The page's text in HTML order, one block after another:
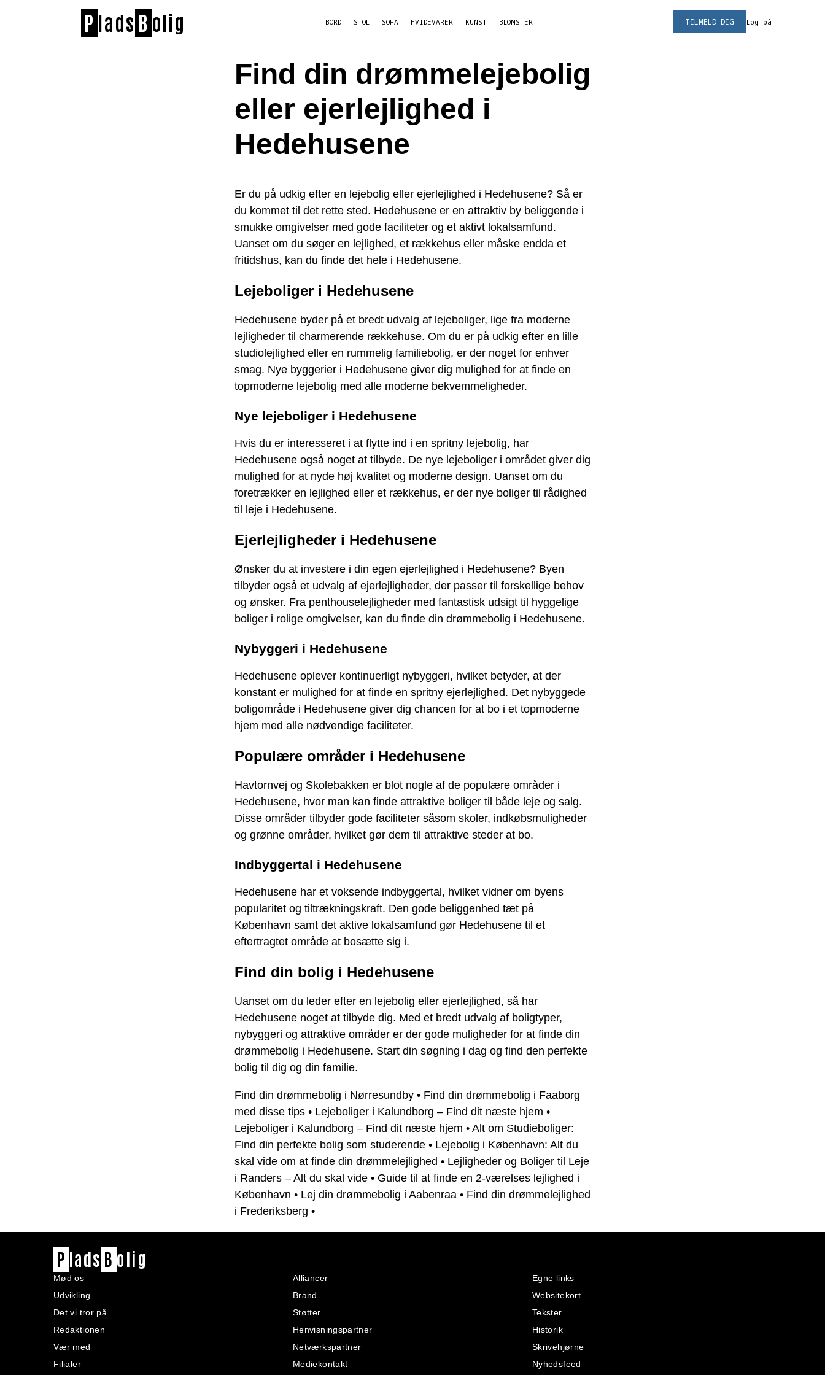
P lads B olig BORD STOL SOFA HVIDEVARER KUNST BLOMSTER Log på
TILMELD DIG
Find din drømmelejebolig
eller ejerlejlighed i
Hedehusene
Er du på udkig efter en lejebolig eller ejerlejlighed i Hedehusene? Så er
du kommet til det rette sted. Hedehusene er en attraktiv by beliggende i
smukke omgivelser med gode faciliteter og et aktivt lokalsamfund.
Uanset om du søger en lejlighed, et rækkehus eller måske endda et
fritidshus, kan du finde det hele i Hedehusene.
Lejeboliger i Hedehusene
Hedehusene byder på et bredt udvalg af lejeboliger, lige fra moderne
lejligheder til charmerende rækkehuse. Om du er på udkig efter en lille
studiolejlighed eller en rummelig familiebolig, er der noget for enhver
smag. Nye byggerier i Hedehusene giver dig mulighed for at finde en
topmoderne lejebolig med alle moderne bekvemmeligheder.
Nye lejeboliger i Hedehusene
Hvis du er interesseret i at flytte ind i en spritny lejebolig, har
Hedehusene også noget at tilbyde. De nye lejeboliger i området giver dig
mulighed for at nyde høj kvalitet og moderne design. Uanset om du
foretrækker en lejlighed eller et rækkehus, er der nye boliger til rådighed
til leje i Hedehusene.
Ejerlejligheder i Hedehusene
Ønsker du at investere i din egen ejerlejlighed i Hedehusene? Byen
tilbyder også et udvalg af ejerlejligheder, der passer til forskellige behov
og ønsker. Fra penthouselejligheder med fantastisk udsigt til hyggelige
boliger i rolige omgivelser, kan du finde din drømmebolig i Hedehusene.
Nybyggeri i Hedehusene
Hedehusene oplever kontinuerligt nybyggeri, hvilket betyder, at der
konstant er mulighed for at finde en spritny ejerlejlighed. Det nybyggede
boligområde i Hedehusene giver dig chancen for at bo i et topmoderne
hjem med alle nødvendige faciliteter.
Populære områder i Hedehusene
Havtornvej og Skolebakken er blot nogle af de populære områder i
Hedehusene, hvor man kan finde attraktive boliger til både leje og salg.
Disse områder tilbyder gode faciliteter såsom skoler, indkøbsmuligheder
og grønne områder, hvilket gør dem til attraktive steder at bo.
Indbyggertal i Hedehusene
Hedehusene har et voksende indbyggertal, hvilket vidner om byens
popularitet og tiltrækningskraft. Den gode beliggenhed tæt på
København samt det aktive lokalsamfund gør Hedehusene til et
eftertragtet område at bosætte sig i.
Find din bolig i Hedehusene
Uanset om du leder efter en lejebolig eller ejerlejlighed, så har
Hedehusene noget at tilbyde dig. Med et bredt udvalg af boligtyper,
nybyggeri og attraktive områder er der gode muligheder for at finde din
drømmebolig i Hedehusene. Start din søgning i dag og find den perfekte
bolig til dig og din familie.
Find din drømmebolig i Nørresundby • Find din drømmebolig i Faaborg
med disse tips • Lejeboliger i Kalundborg – Find dit næste hjem •
Lejeboliger i Kalundborg – Find dit næste hjem • Alt om Studieboliger:
Find din perfekte bolig som studerende • Lejebolig i København: Alt du
skal vide om at finde din drømmelejlighed • Lejligheder og Boliger til Leje
i Randers – Alt du skal vide • Guide til at finde en 2-værelses lejlighed i
København • Lej din drømmebolig i Aabenraa • Find din drømmelejlighed
i Frederiksberg •
P lads B olig
Mød os
Udvikling
Det vi tror på
Redaktionen
Vær med
Filialer
Alliancer
Brand
Støtter
Henvisningspartner
Netværkspartner
Mediekontakt
Egne links
Websitekort
Tekster
Historik
Skrivehjørne
Nyhedsfeed